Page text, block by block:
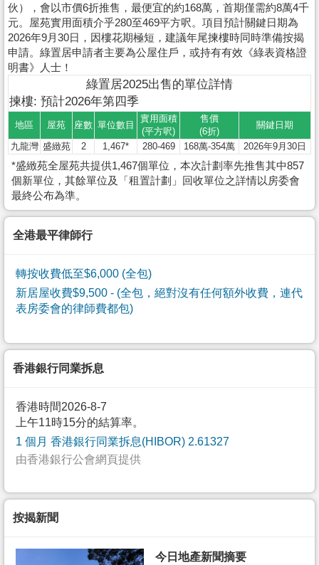
伙），會以市價6折推售，最便宜的約168萬，首期僅需約8萬4千
元。屋苑實用面積介乎280至469平方呎。項目預計關鍵日期為
2026年9月30日，因樓花期極短，建議年尾揀樓時同時準備按揭
申請。綠置居申請者主要為公屋住戶，或持有有效《綠表資格證
明書》人士！
綠置居2025出售的單位詳情
揀樓: 預計2026年第四季
地區 屋苑 座數 單位數目
實用面積
(平方呎)
售價
(6折)
關鍵日期
九龍灣 盛緻苑 2 1,467* 280-469 168萬-354萬 2026年9月30日
*盛緻苑全屋苑共提供1,467個單位，本次計劃率先推售其中857
個新單位，其餘單位及「租置計劃」回收單位之詳情以房委會
最終公布為準。
全港最平律師行
轉按收費低至$6,000 (全包)
新居屋收費$9,500 - (全包，絕對沒有任何額外收費，連代
表房委會的律師費都包)
香港銀行同業拆息
香港時間2026-8-7
上午11時15分的結算率。
1 個月 香港銀行同業拆息(HIBOR) 2.61327
由香港銀行公會網頁提供
按揭新聞
今日地產新聞摘要